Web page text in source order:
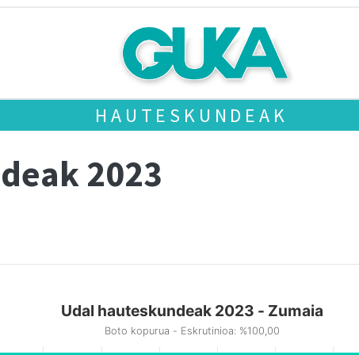
HAUTESKUNDEAK
2023
Udal hauteskundeak 2023 - Zumaia
Boto kopurua - Eskrutinioa: %100,00